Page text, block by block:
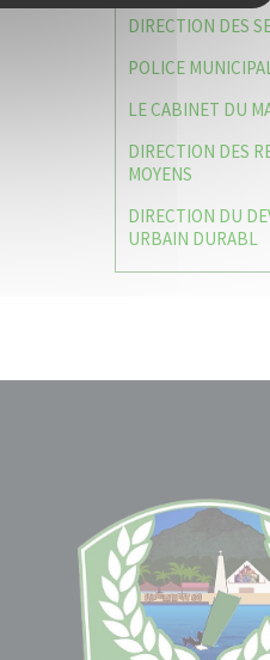
DIRECTION DES
POLICE
LE CABINET DU
DIRECTION DES
MOYENS
DIRECTION DU
URBAIN DURABL